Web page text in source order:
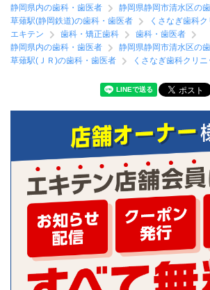
静岡県内の歯科・歯医者
静岡県静岡市清水区の
草薙駅(静岡鉄道)の歯科・歯医者
くさなぎ歯科ク
エキテン
歯科・矯正歯科
歯科・歯医者
静岡県内の歯科・歯医者
静岡県静岡市清水区の
草薙駅(ＪＲ)の歯科・歯医者
くさなぎ歯科クリニ